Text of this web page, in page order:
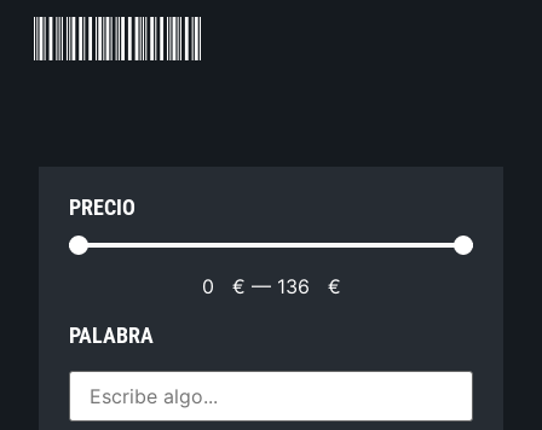
PRECIO
0 € — 136 €
PALABRA